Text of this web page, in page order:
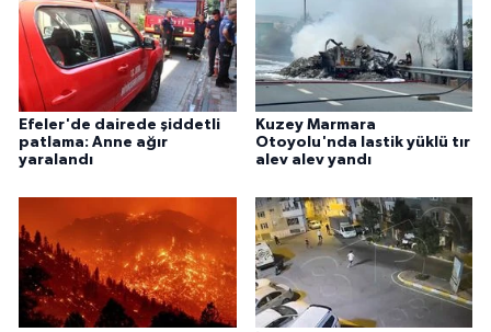
Efeler'de dairede şiddetli
patlama: Anne ağır
yaralandı
Kuzey Marmara
Otoyolu'nda lastik yüklü tır
alev alev yandı